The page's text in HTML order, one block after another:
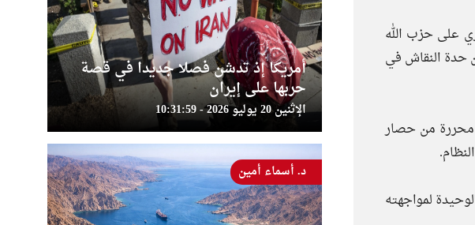
على حزب الله
حدة النقاش في
الإسرائيلية نفسها محررة من حصار
لمواجهته
أمريكا إذ تدشن فصلا جديدا في قصة
حربها على إيران
الإثنين 20 يوليو 2026 - 10:31:59
د. أسماء أمين